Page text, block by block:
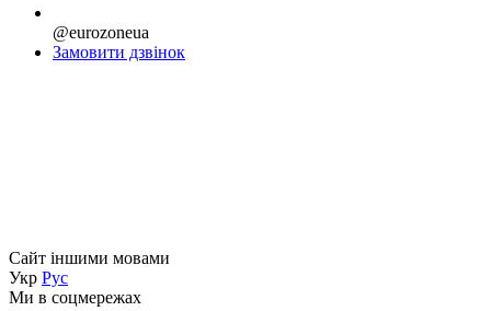
@eurozoneua
Замовити дзвінок
Сайт іншими мовами
Укр Рус
Ми в соцмережах